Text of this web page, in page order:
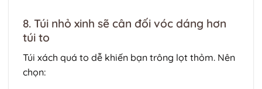
8. Túi nhỏ xinh sẽ cân đối vóc dáng hơn
túi to
Túi xách quá to dễ khiến bạn trông lọt thỏm. Nên
chọn: